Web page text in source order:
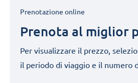
Prenotazione online
Prenota al miglior
Per visualizzare il prezzo,
il periodo di viaggio e il numero